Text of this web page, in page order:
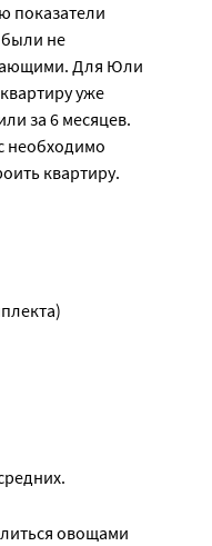
показатели
не
Для Юли
уже
за 6 месяцев.
необходимо
квартиру.
овощами